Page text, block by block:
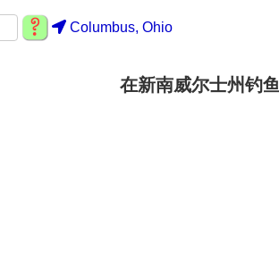
Columbus, Ohio
在新南威尔士州钓鱼